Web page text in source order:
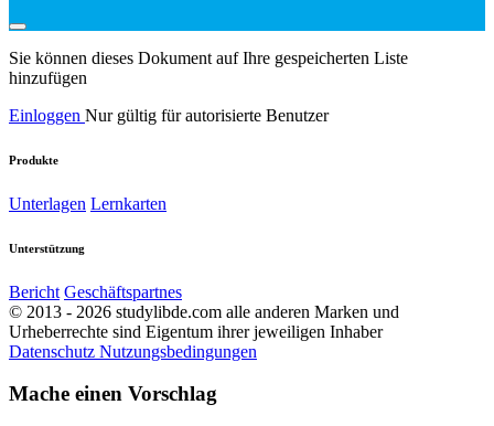
Sie können dieses Dokument auf Ihre gespeicherten Liste
hinzufügen
Einloggen Nur gültig für autorisierte Benutzer
Produkte
Unterlagen Lernkarten
Unterstützung
Bericht Geschäftspartnes
© 2013 - 2026 studylibde.com alle anderen Marken und
Urheberrechte sind Eigentum ihrer jeweiligen Inhaber
Datenschutz Nutzungsbedingungen
Mache einen Vorschlag